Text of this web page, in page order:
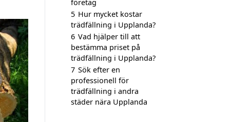
företag
5 Hur mycket kostar
trädfällning i Upplanda?
6 Vad hjälper till att
bestämma priset på
trädfällning i Upplanda?
7 Sök efter en
professionell för
trädfällning i andra
städer nära Upplanda